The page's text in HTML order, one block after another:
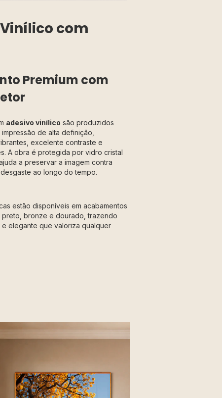
com
Premium com
adesivo vinílico são produzidos
de alta definição,
excelente contraste e
A obra é protegida por vidro cristal
a preservar a imagem contra
ao longo do tempo.
estão disponíveis em acabamentos
preto, bronze e dourado, trazendo
e elegante que valoriza qualquer